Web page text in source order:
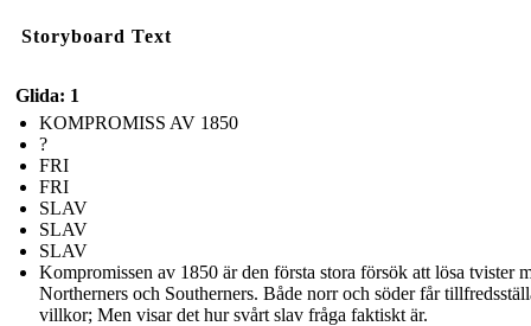
Storyboard Text
Glida: 1
KOMPROMISS AV 1850
?
FRI
FRI
SLAV
SLAV
SLAV
Kompromissen av 1850 är den första stora försök att lösa tvister
Northerners och Southerners. Både norr och söder får
villkor; Men visar det hur svårt slav fråga faktiskt är.